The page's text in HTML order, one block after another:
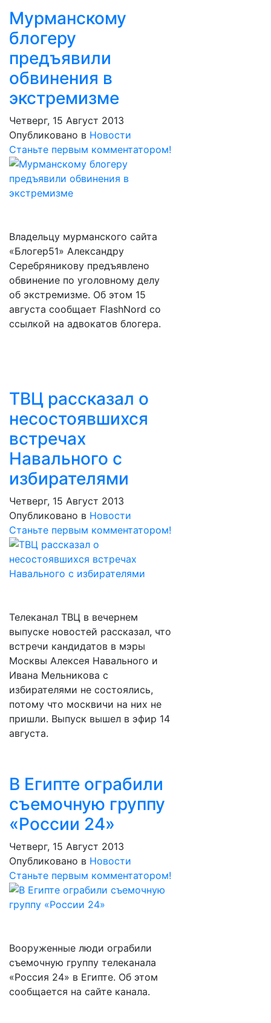
Мурманскому
блогеру
предъявили
обвинения в
экстремизме
Четверг, 15 Август 2013
Опубликовано в Новости
Станьте первым комментатором!
Владельцу мурманского сайта
«Блогер51» Александру
Серебряникову предъявлено
обвинение по уголовному делу
об экстремизме. Об этом 15
августа сообщает FlashNord со
ссылкой на адвокатов блогера.
ТВЦ рассказал о
несостоявшихся
встречах
Навального с
избирателями
Четверг, 15 Август 2013
Опубликовано в Новости
Станьте первым комментатором!
Телеканал ТВЦ в вечернем
выпуске новостей рассказал, что
встречи кандидатов в мэры
Москвы Алексея Навального и
Ивана Мельникова с
избирателями не состоялись,
потому что москвичи на них не
пришли. Выпуск вышел в эфир 14
августа.
В Египте ограбили
съемочную группу
«России 24»
Четверг, 15 Август 2013
Опубликовано в Новости
Станьте первым комментатором!
Вооруженные люди ограбили
съемочную группу телеканала
«Россия 24» в Египте. Об этом
сообщается на сайте канала.